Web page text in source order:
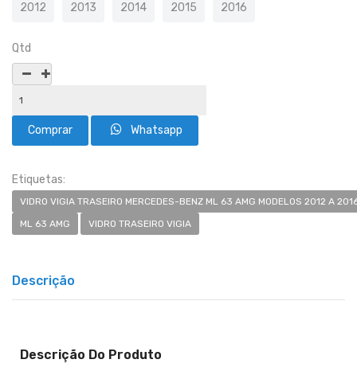
2012 2013 2014 2015 2016
Qtd
Whatsapp
Etiquetas:
VIDRO VIGIA TRASEIRO MERCEDES-BENZ ML 63 AMG MODELOS 2012 A
ML 63 AMG
VIDRO TRASEIRO VIGIA
Descrição
Descrição Do Produto